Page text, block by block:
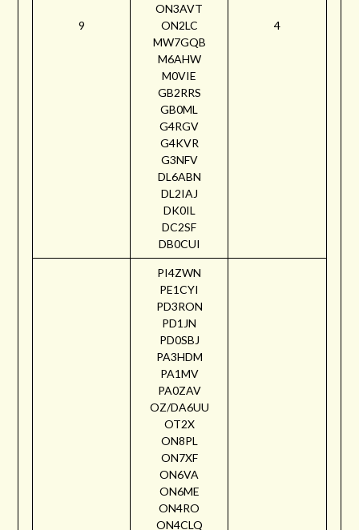
9
ON3AVT
ON2LC
MW7GQB
M6AHW
M0VIE
GB2RRS
GB0ML
G4RGV
G4KVR
G3NFV
DL6ABN
DL2IAJ
DK0IL
DC2SF
DB0CUI
4
PI4ZWN
PE1CYI
PD3RON
PD1JN
PD0SBJ
PA3HDM
PA1MV
PA0ZAV
OZ/DA6UU
OT2X
ON8PL
ON7XF
ON6VA
ON6ME
ON4RO
ON4CLQ